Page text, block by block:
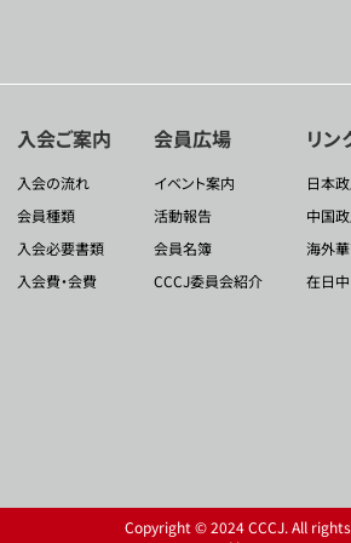
入会ご案内
入会の流れ
会員種類
入会必要書類
入会費・会費
会員広場
イベント案内
活動報告
会員名簿
CCCJ委員会紹介
リン
日本
中国
海外
在日
Copyright © 2024 CCCJ. All